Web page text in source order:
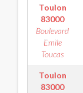
Toulon
83000
Boulevard
Emile
Toucas
Toulon
83000